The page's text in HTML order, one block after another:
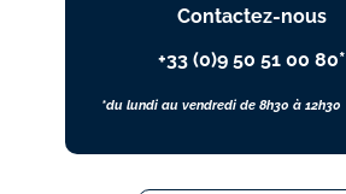
Contactez-nous
+33 (0)9 50 51 00 80*
*du lundi au vendredi de 8h30 à 12h30